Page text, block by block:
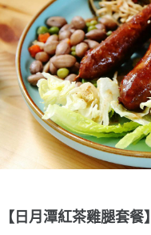
【日月潭紅茶雞腿套餐】